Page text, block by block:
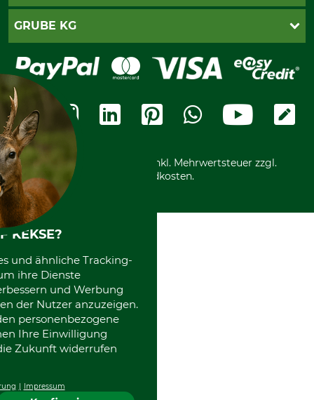
Seilwindenprüfung
Cookie-Einstellungen
Bestellung widerrufen
Widerrufsbelehrung
Widerrufsformular
Kostenloser Rückversand
Nachhaltigkeit
Entsorgung und Umwelt
Datenschutz Print
PayPal
Bankeinzug
Ratenkauf
Rechnung
Vorkasse
GRUBE KG
Leitbild
Karriere
Termine
Ladengeschäft
Motorgeräteshop
Über uns
Community
International
Kooperationen
Alle Preise in Euro und inkl. Mehrwertsteuer zzgl.
Versandkosten.
KEKSE?
und ähnliche Tracking-
ihre Dienste
und Werbung
der Nutzer anzuzeigen.
personenbezogene
Ihre Einwilligung
Zukunft widerrufen
Impressum